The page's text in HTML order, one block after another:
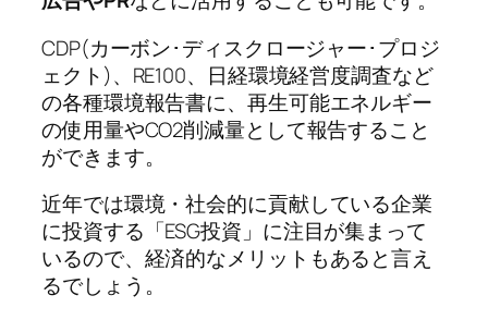
CDP(カーボン･ディスクロージャー･プロジ
ェクト)、RE100、日経環境経営度調査など
の各種環境報告書に、再生可能エネルギー
の使用量やCO2削減量として報告すること
ができます。
近年では環境・社会的に貢献している企業
に投資する「ESG投資」に注目が集まって
いるので、経済的なメリットもあると言え
るでしょう。